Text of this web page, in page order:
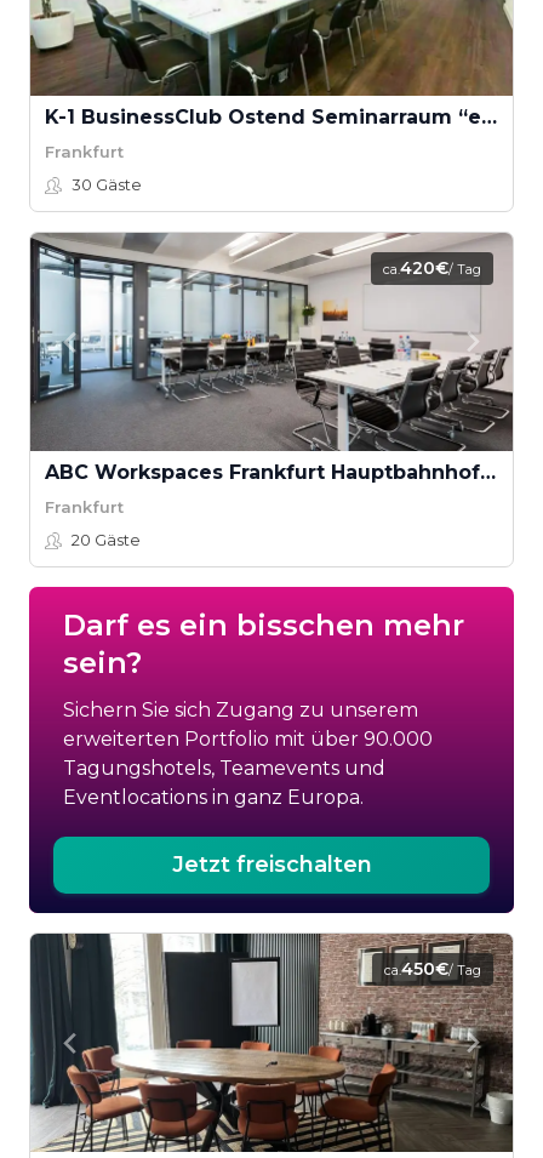
K-1 BusinessClub Ostend Seminarraum “eastside”
Frankfurt
30 Gäste
ca.420€/ Tag
ABC Workspaces Frankfurt Hauptbahnhof - Börse
Frankfurt
20 Gäste
Darf es ein bisschen mehr
sein?
Sichern Sie sich Zugang zu unserem
erweiterten Portfolio mit über 90.000
Tagungshotels, Teamevents und
Eventlocations in ganz Europa.
Jetzt freischalten
ca.450€/ Tag